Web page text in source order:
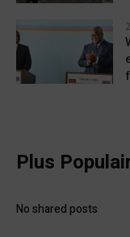
Plus
No shared posts